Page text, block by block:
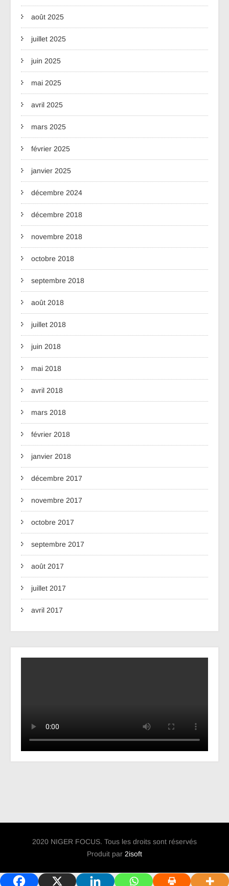
août 2025
juillet 2025
juin 2025
mai 2025
avril 2025
mars 2025
février 2025
janvier 2025
décembre 2024
décembre 2018
novembre 2018
octobre 2018
septembre 2018
août 2018
juillet 2018
juin 2018
mai 2018
avril 2018
mars 2018
février 2018
janvier 2018
décembre 2017
novembre 2017
octobre 2017
septembre 2017
août 2017
juillet 2017
avril 2017
2020 NIGER FOCUS. Tous les droits sont réservés
Produit par 2isoft